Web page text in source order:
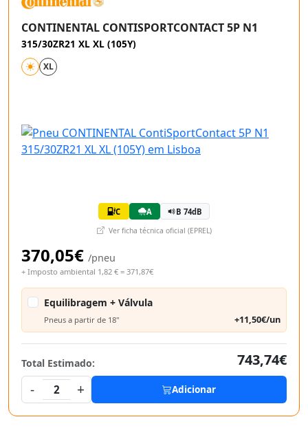
CONTINENTAL CONTISPORTCONTACT 5P N1
315/30ZR21 XL XL (105Y)
XL
C A B 74dB
Ver ficha técnica oficial (EPREL)
370,05€ /pneu
+ Imposto ambiental 1,82 € = 371,87€
Equilibragem + Válvula
Pneus a partir de 18" +11,50€/un
Total Estimado:
743,74€
-
2 + Adicionar